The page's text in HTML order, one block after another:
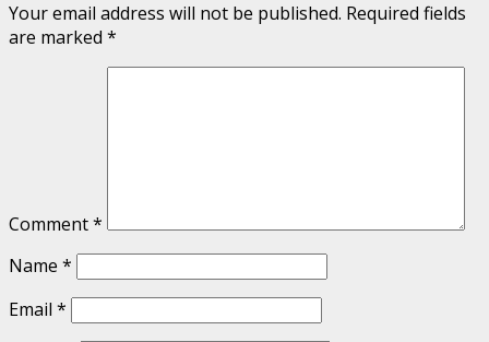
Your email address will not be published. Required fields
are marked *
Comment*
Name *
Email *